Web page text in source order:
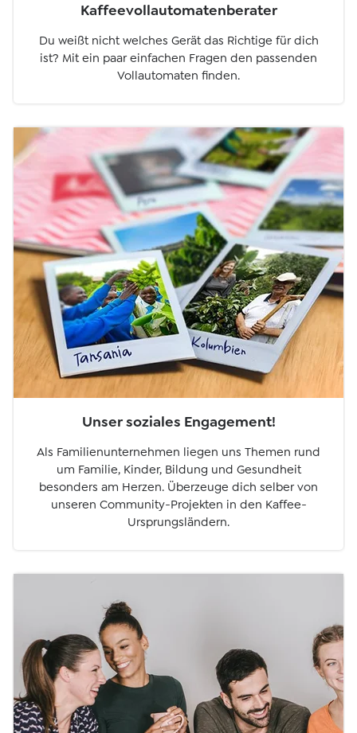
Kaffeevollautomatenberater
Du weißt nicht welches Gerät das Richtige für dich
ist? Mit ein paar einfachen Fragen den passenden
Vollautomaten finden.
Unser soziales Engagement!
Als Familienunternehmen liegen uns Themen rund
um Familie, Kinder, Bildung und Gesundheit
besonders am Herzen. Überzeuge dich selber von
unseren Community-Projekten in den Kaffee-
Ursprungsländern.